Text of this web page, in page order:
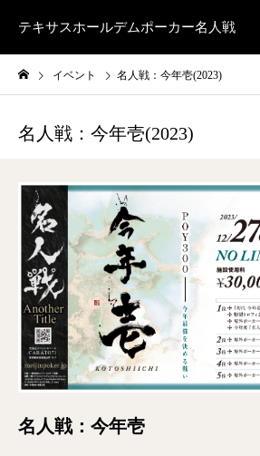
テキサスホールデムポーカー名人戦
イベント 名人戦：今年壱(2023)
名人戦：今年壱(2023)
名人戦：今年壱